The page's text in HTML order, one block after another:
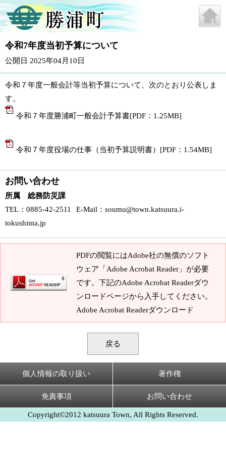
令和7年度当初予算について
公開日 2025年04月10日
令和７年度一般会計等当初予算について、次のとおり公表しま
す。
令和７年度勝浦町一般会計予算書[PDF：1.25MB]
令和７年度役場の仕事（当初予算説明書）[PDF：1.54MB]
お問い合わせ
所属 総務防災課
TEL ：0885-42-2511 E-Mail ： soumu@town.katsuura.i-
tokushima.jp
PDFの閲覧にはAdobe社の無償のソフト
ウェア「Adobe Acrobat Reader」が必要
です。下記のAdobe Acrobat Readerダウ
ンロードページから入手してください。
Adobe Acrobat Readerダウンロード
戻る
個人情報の取り扱い 著作権
免責事項 お問い合わせ
Copyright©2012 katsuura Town, All Rights Reserved.